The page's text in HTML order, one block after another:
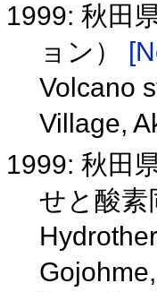
1999: 秋田
ョン）
Volcano
Village,
1999: 秋田
せと酸素